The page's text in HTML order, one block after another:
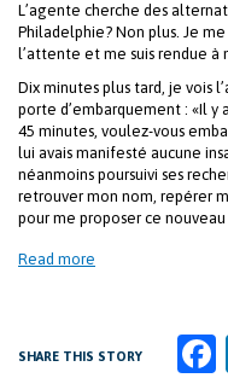
L’agente cherche des
Philadelphie? Non plus. Je
l’attente et me suis rendue à
Dix minutes plus tard, je vois
porte d’embarquement : «Il y
45 minutes, voulez-vous
lui avais manifesté aucune
néanmoins poursuivi ses
retrouver mon nom, repérer
pour me proposer ce
Read more
SHARE THIS STORY